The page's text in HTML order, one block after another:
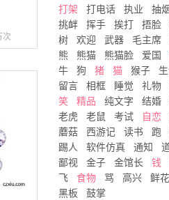
次
打架
打电话 执业 抽
挑衅
挥手 挨打 捂脸
树
欢迎 武器 毛主席
熊
熊猫 熊猫脸 爱国
牛
狗 猪 猫 猴子
留言
相框 睡觉 礼物
笑
精品 纯文字 结婚
老虎
老鼠 考试 自恋
蘑菇
西游记 读书 跑
踢人
软件仿真 通知
鄙视
金子 金馆长 钱
飞
食物 骂 高兴 鲜花
黑板
鼓掌